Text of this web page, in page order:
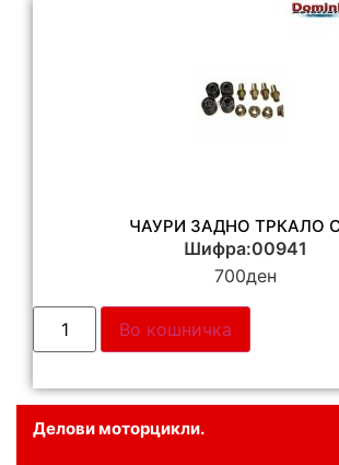
Делови моторцикли.
ЧАУРИ ЗАДНО ТРКАЛО
Шифра:00941
700ден
Во кошничка